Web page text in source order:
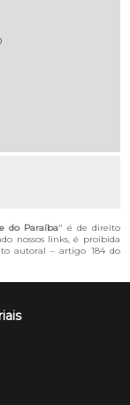
do Paraíba" é de direito
nossos links, é proibida
autoral – artigo 184 do